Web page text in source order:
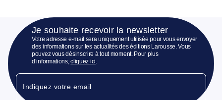
Je souhaite recevoir la newsletter
Votre adresse e-mail sera uniquement utilisée pour vous envoyer
des informations sur les actualités des éditions Larousse. Vous
pouvez vous désinscrire à tout moment. Pour plus
d’informations,cliquez ici.
Indiquez votre email